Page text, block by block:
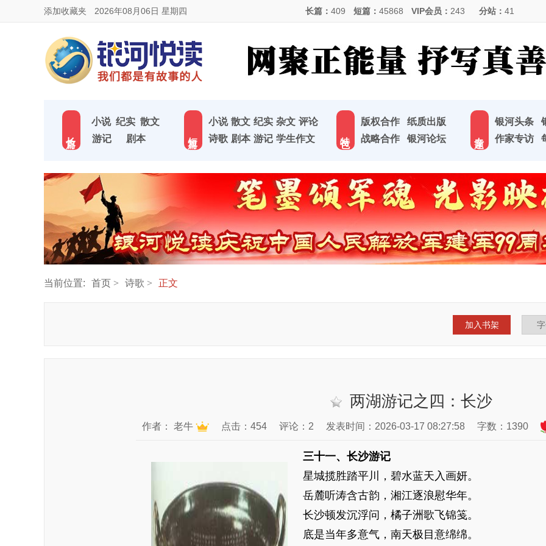
添加收藏夹 2026年08月06日 星期四 长篇： 409 短篇： 45868 VIP会员： 243 分站： 41
小说 纪实 散文
游记
剧本
小说 散文 纪实 杂文 评论
诗歌 剧本 游记 学生作文
版权合作
纸质出版
战略合作
银河论坛
银河头条
作家专访
当前位置: 首页 诗歌 正文
加入书架
两湖游记之四：长沙
作者： 老牛 点击：454 评论：2 发表时间：2026-03-17 08:27:58 字数：1390
三十一、长沙游记
星城揽胜踏平川，碧水蓝天入画妍。
岳麓听涛含古韵，湘江逐浪慰华年。
长沙顿发沉浮问，橘子洲歌飞锦笺。
底是当年多意气，南天极目意绵绵。